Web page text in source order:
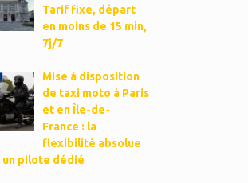
Tarif fixe, départ
en moins de 15 min,
7j/7
Mise à disposition
de taxi moto à Paris
et en Île-de-
France : la
flexibilité absolue
un pilote dédié